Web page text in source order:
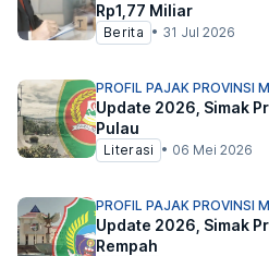
Rp1,77 Miliar
Berita • 31 Jul 2026
PROFIL PAJAK PROVINSI
Update 2026, Simak
Pulau
Literasi • 06 Mei 2026
PROFIL PAJAK PROVINSI
Update 2026, Simak
Rempah